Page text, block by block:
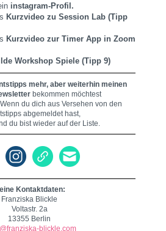
instagram-Profil.
Kurzvideo zu Session Lab (Tipp
Kurzvideo zur Timer App in Zoom
Workshop Spiele (Tipp 9)
mehr, aber weiterhin meinen
bekommen möchtest
du dich aus Versehen von den
abgemeldet hast,
du bist wieder auf der Liste.
Kontaktdaten:
Franziska Blickle
Voltastr. 2a
13355 Berlin
blickle.com